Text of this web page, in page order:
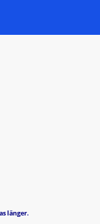
länger.